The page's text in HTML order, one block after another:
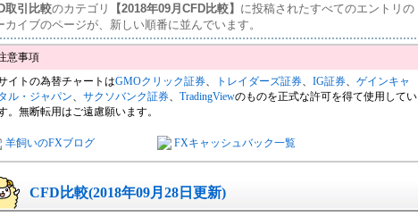
取引比較のカテゴリ 【2018年09月CFD比較】 に投稿されたすべてのエントリの
カイブのページが、新しい順番に並んでいます。
イトの為替チャートはGMOクリック証券、 トレイダーズ証券、 IG証券、 ゲインキャ
ル・ジャパン、 サクソバンク証券、 TradingViewのものを正式な許可を得て使用してい
。無断転用はご遠慮願います。
羊飼いのFXブログ FXキャッシュバック一覧
CFD比較(2018年09月28日更新)